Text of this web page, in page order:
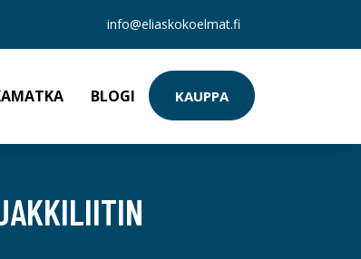
info@eliaskokoelmat.fi
BLOGI KAUPPA